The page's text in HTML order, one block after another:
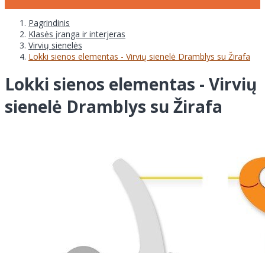
Pagrindinis
Klasės įranga ir interjeras
Virvių sienelės
Lokki sienos elementas - Virvių sienelė Dramblys su Žirafa
Lokki sienos elementas - Virvių
sienelė Dramblys su Žirafa